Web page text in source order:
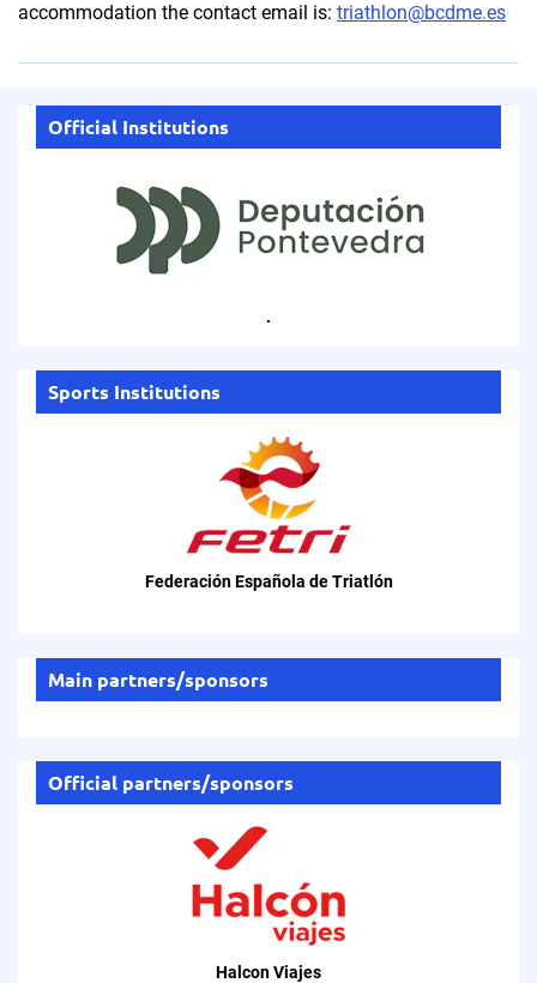
accommodation the contact email is: triathlon@bcdme.es
Official Institutions
.
Sports Institutions
Federación Española de Triatlón
Main partners/sponsors
Official partners/sponsors
Halcon Viajes